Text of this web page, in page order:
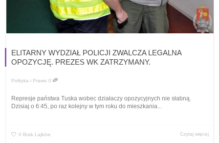
ELITARNY WYDZIAŁ POLICJI ZWALCZA LEGALNA
OPOZYCJĘ. PREZES WK ZATRZYMANY.
Polityka i Prawo 0
Represje państwa Tuska wobec działaczy opozycyjnych nie słabną.
Dzisiaj o 6:45, po raz kolejny w tym roku do mieszkania...
0 Brak Lajków Czytaj więcej